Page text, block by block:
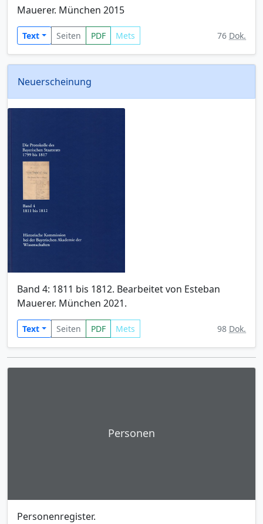
Mauerer. München 2015
Text Seiten PDF Mets 76 Dok.
Neuerscheinung
Band 4: 1811 bis 1812. Bearbeitet von Esteban
Mauerer. München 2021.
Text Seiten PDF Mets 98 Dok.
Personen
Personenregister.